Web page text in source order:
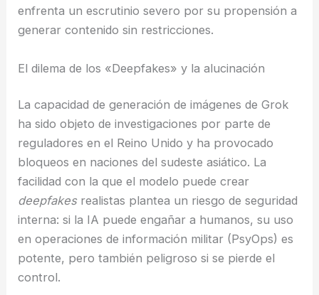
enfrenta un escrutinio severo por su propensión a
generar contenido sin restricciones.
El dilema de los «Deepfakes» y la alucinación
La capacidad de generación de imágenes de Grok
ha sido objeto de investigaciones por parte de
reguladores en el Reino Unido y ha provocado
bloqueos en naciones del sudeste asiático. La
facilidad con la que el modelo puede crear
deepfakesrealistas plantea un riesgo de seguridad
interna: si la IA puede engañar a humanos, su uso
en operaciones de información militar (PsyOps) es
potente, pero también peligroso si se pierde el
control.